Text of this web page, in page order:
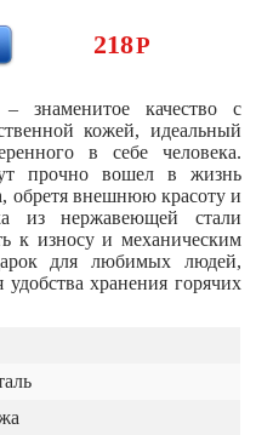
218Р
знаменитое качество с
кожей, идеальный
в себе человека.
прочно вошел в жизнь
обретя внешнюю красоту и
из нержавеющей стали
к износу и механическим
для любимых людей,
хранения горячих